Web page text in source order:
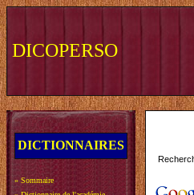
DICOPERSO
DICTIONNAIRES
» Sommaire